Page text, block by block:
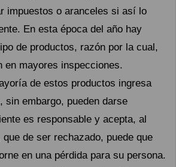
impuestos o aranceles si así lo
En esta época del año hay
de productos, razón por la cual,
en mayores inspecciones.
de estos productos ingresa
sin embargo, pueden darse
es responsable y acepta, al
de ser rechazado, puede que
en una pérdida para su persona.